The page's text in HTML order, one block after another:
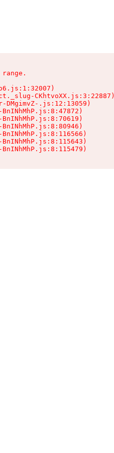
CKhtvoXX.js:3:22887)
DMgimvZ-.js:12:13059)